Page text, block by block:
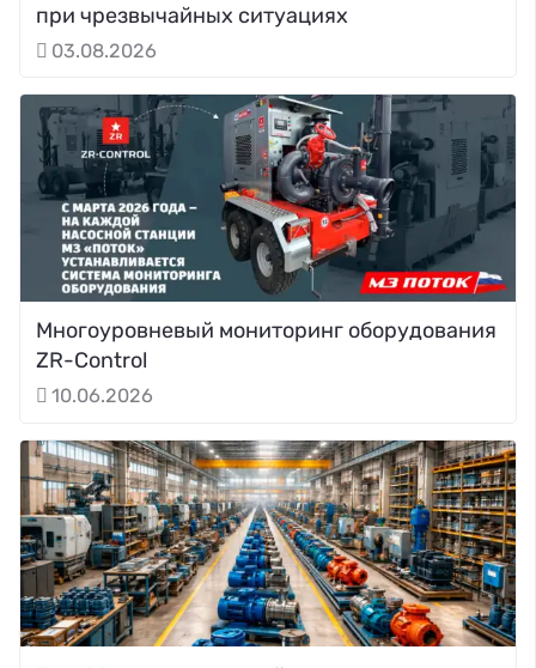
при чрезвычайных ситуациях
03.08.2026
Многоуровневый мониторинг оборудования
ZR-Control
10.06.2026